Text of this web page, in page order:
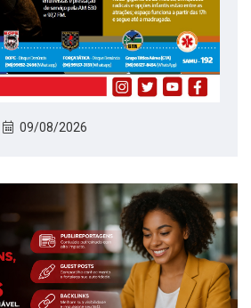
09/08/2026